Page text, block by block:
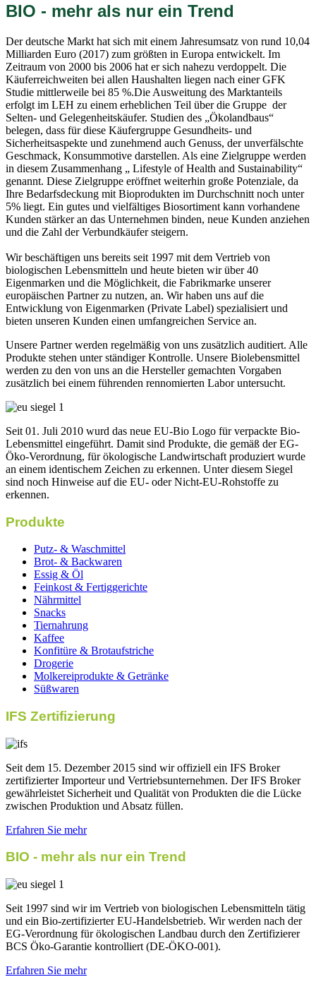
BIO - mehr als nur ein Trend
Der deutsche Markt hat sich mit einem Jahresumsatz von rund 10,04
Milliarden Euro (2017) zum größten in Europa entwickelt. Im
Zeitraum von 2000 bis 2006 hat er sich nahezu verdoppelt. Die
Käuferreichweiten bei allen Haushalten liegen nach einer GFK
Studie mittlerweile bei 85 %.Die Ausweitung des Marktanteils
erfolgt im LEH zu einem erheblichen Teil über die Gruppe der
Selten- und Gelegenheitskäufer. Studien des „Ökolandbaus“
belegen, dass für diese Käufergruppe Gesundheits- und
Sicherheitsaspekte und zunehmend auch Genuss, der unverfälschte
Geschmack, Konsummotive darstellen. Als eine Zielgruppe werden
in diesem Zusammenhang „ Lifestyle of Health and Sustainability“
genannt. Diese Zielgruppe eröffnet weiterhin große Potenziale, da
Ihre Bedarfsdeckung mit Bioprodukten im Durchschnitt noch unter
5% liegt. Ein gutes und vielfältiges Biosortiment kann vorhandene
Kunden stärker an das Unternehmen binden, neue Kunden anziehen
und die Zahl der Verbundkäufer steigern.
Wir beschäftigen uns bereits seit 1997 mit dem Vertrieb von
biologischen Lebensmitteln und heute bieten wir über 40
Eigenmarken und die Möglichkeit, die Fabrikmarke unserer
europäischen Partner zu nutzen, an. Wir haben uns auf die
Entwicklung von Eigenmarken (Private Label) spezialisiert und
bieten unseren Kunden einen umfangreichen Service an.
Unsere Partner werden regelmäßig von uns zusätzlich auditiert. Alle
Produkte stehen unter ständiger Kontrolle. Unsere Biolebensmittel
werden zu den von uns an die Hersteller gemachten Vorgaben
zusätzlich bei einem führenden rennomierten Labor untersucht.
Seit 01. Juli 2010 wurd das neue EU-Bio Logo für verpackte Bio-
Lebensmittel eingeführt. Damit sind Produkte, die gemäß der EG-
Öko-Verordnung, für ökologische Landwirtschaft produziert wurde
an einem identischem Zeichen zu erkennen. Unter diesem Siegel
sind noch Hinweise auf die EU- oder Nicht-EU-Rohstoffe zu
erkennen.
Produkte
Putz- & Waschmittel
Brot- & Backwaren
Essig & Öl
Feinkost & Fertiggerichte
Nährmittel
Snacks
Tiernahrung
Kaffee
Konfitüre & Brotaufstriche
Drogerie
Molkereiprodukte & Getränke
Süßwaren
IFS Zertifizierung
Seit dem 15. Dezember 2015 sind wir offiziell ein IFS Broker
zertifizierter Importeur und Vertriebsunternehmen. Der IFS Broker
gewährleistet Sicherheit und Qualität von Produkten die die Lücke
zwischen Produktion und Absatz füllen.
Erfahren Sie mehr
BIO - mehr als nur ein Trend
Seit 1997 sind wir im Vertrieb von biologischen Lebensmitteln tätig
und ein Bio-zertifizierter EU-Handelsbetrieb. Wir werden nach der
EG-Verordnung für ökologischen Landbau durch den Zertifizierer
BCS Öko-Garantie kontrolliert (DE-ÖKO-001).
Erfahren Sie mehr